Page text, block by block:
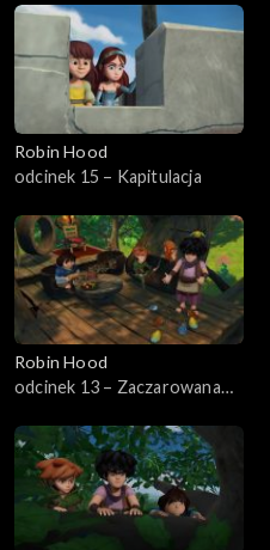
Robin Hood
odcinek 15 – Kapitulacja
Robin Hood
odcinek 13 – Zaczarowana